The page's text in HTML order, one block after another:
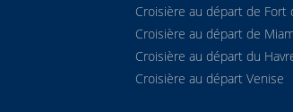
Croisière au départ de Fort
Croisière au départ de
Croisière au départ du
Croisière au départ Venise